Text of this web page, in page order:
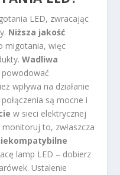
LED, zwracając
Niższa jakość
migotania, więc
Wadliwa
wpływa na działanie
są mocne i
w sieci elektrycznej
to, zwłaszcza
lamp LED – dobierz
Ustalenie